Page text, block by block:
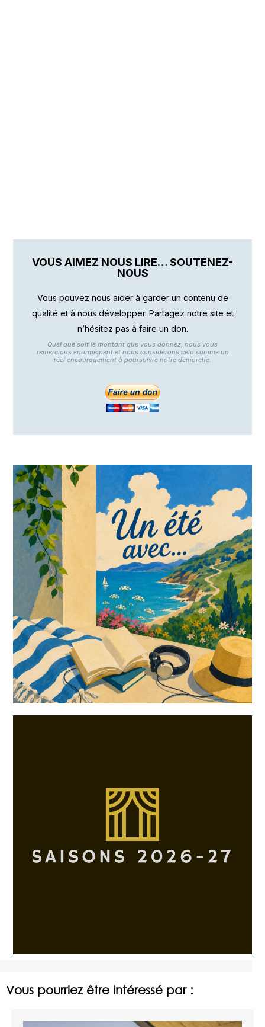
VOUS AIMEZ NOUS LIRE… SOUTENEZ-
NOUS
Vous pouvez nous aider à garder un contenu de
qualité et à nous développer. Partagez notre site et
n’hésitez pas à faire un don.
Quel que soit le montant que vous donnez, nous vous
remercions énormément et nous considérons cela comme un
réel encouragement à poursuivre notre démarche.
Vous pourriez être intéressé par :